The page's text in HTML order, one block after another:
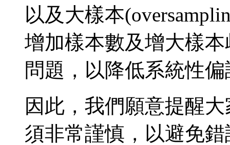
以及大樣本
增加樣本數及增大樣本
問題，以降低系統性偏
因此，我們願意提醒
須非常謹慎，以避免